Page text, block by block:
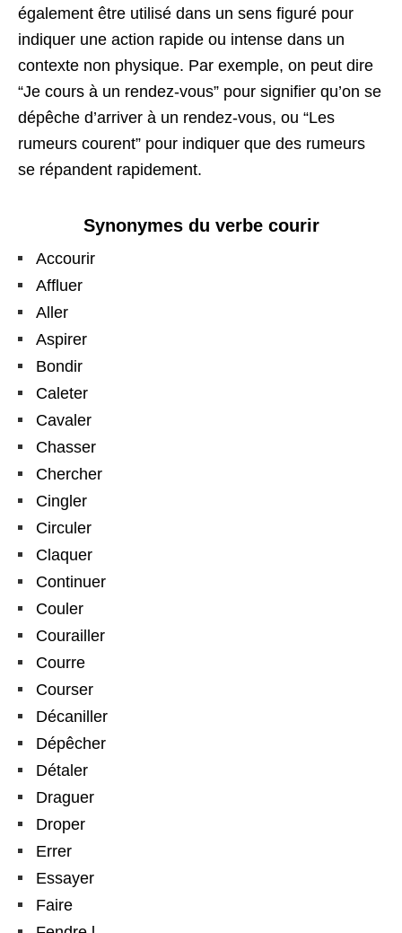
également être utilisé dans un sens figuré pour
indiquer une action rapide ou intense dans un
contexte non physique. Par exemple, on peut dire
“Je cours à un rendez-vous” pour signifier qu’on se
dépêche d’arriver à un rendez-vous, ou “Les
rumeurs courent” pour indiquer que des rumeurs
se répandent rapidement.
Synonymes du verbe courir
Accourir
Affluer
Aller
Aspirer
Bondir
Caleter
Cavaler
Chasser
Chercher
Cingler
Circuler
Claquer
Continuer
Couler
Courailler
Courre
Courser
Décaniller
Dépêcher
Détaler
Draguer
Droper
Errer
Essayer
Faire